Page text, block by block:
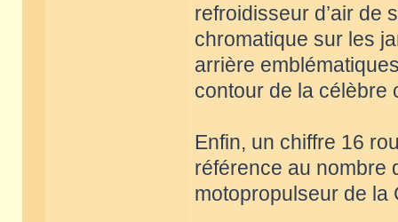
refroidisseur d’air de
chromatique sur les
arrière
contour de la célèbre
Enfin, un chiffre 16
référence au nombre
motopropulseur de la